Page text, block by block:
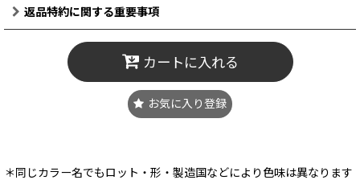
返品特約に関する重要事項
カートに入れる
お気に入り登録
＊同じカラー名でもロット・形・製造国などにより色味は異なります